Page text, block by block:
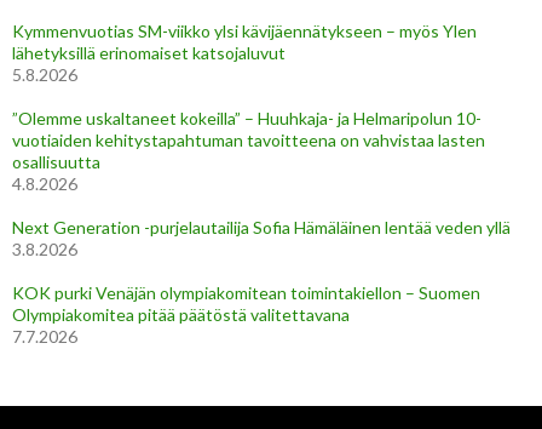
Kymmenvuotias SM-viikko ylsi kävijäennätykseen – myös Ylen
lähetyksillä erinomaiset katsojaluvut
5.8.2026
”Olemme uskaltaneet kokeilla” – Huuhkaja- ja Helmaripolun 10-
vuotiaiden kehitystapahtuman tavoitteena on vahvistaa lasten
osallisuutta
4.8.2026
Next Generation -purjelautailija Sofia Hämäläinen lentää veden yllä
3.8.2026
KOK purki Venäjän olympiakomitean toimintakiellon – Suomen
Olympiakomitea pitää päätöstä valitettavana
7.7.2026